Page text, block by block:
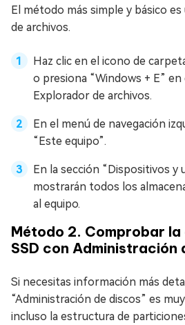
El método más simple y básico
de archivos.
Haz clic en el icono de
o presiona “Windows + E”
Explorador de archivos.
En el menú de navegación
“Este equipo”.
En la sección “Dispositivos y
mostrarán todos los
al equipo.
Método 2. Comprobar
SSD con Administración
Si necesitas información más
“Administración de discos” es
incluso la estructura de